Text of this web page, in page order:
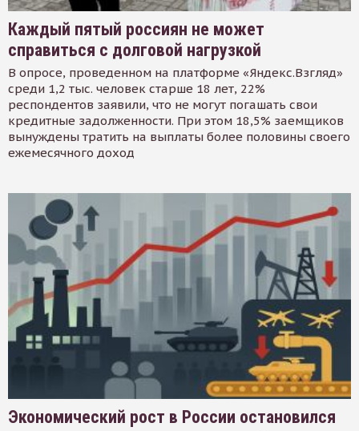
Каждый пятый россиян не может
справиться с долговой нагрузкой
В опросе, проведенном на платформе «Яндекс.Взгляд»
среди 1,2 тыс. человек старше 18 лет, 22%
респондентов заявили, что не могут погашать свои
кредитные задолженности. При этом 18,5% заемщиков
вынуждены тратить на выплаты более половины своего
ежемесячного доход
Экономический рост в России остановился